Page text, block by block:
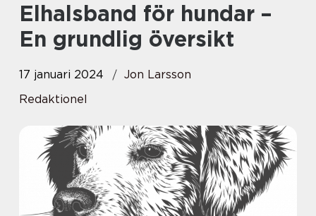
Elhalsband för hundar –
En grundlig översikt
17 januari 2024
Jon Larsson
Redaktionel